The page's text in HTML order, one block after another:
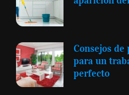
Consejos
para un
perfecto